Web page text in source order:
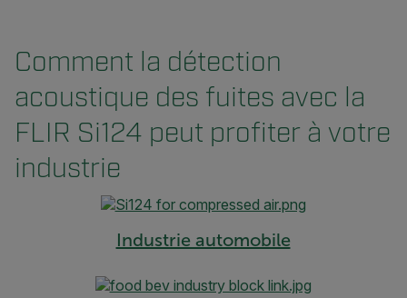
Comment la détection
acoustique des fuites avec la
FLIR Si124 peut profiter à votre
industrie
Industrie automobile